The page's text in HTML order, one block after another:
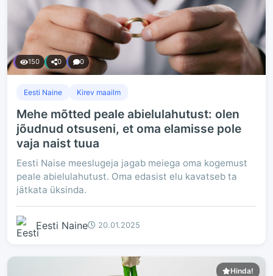
150 0 0
Eesti Naine Kirev maailm
Mehe mõtted peale abielulahutust: olen
jõudnud otsuseni, et oma elamisse pole
vaja naist tuua
Eesti Naise meeslugeja jagab meiega oma kogemust
peale abielulahutust. Oma edasist elu kavatseb ta
jätkata üksinda.
Eesti Naine 20.01.2025
Hinda!